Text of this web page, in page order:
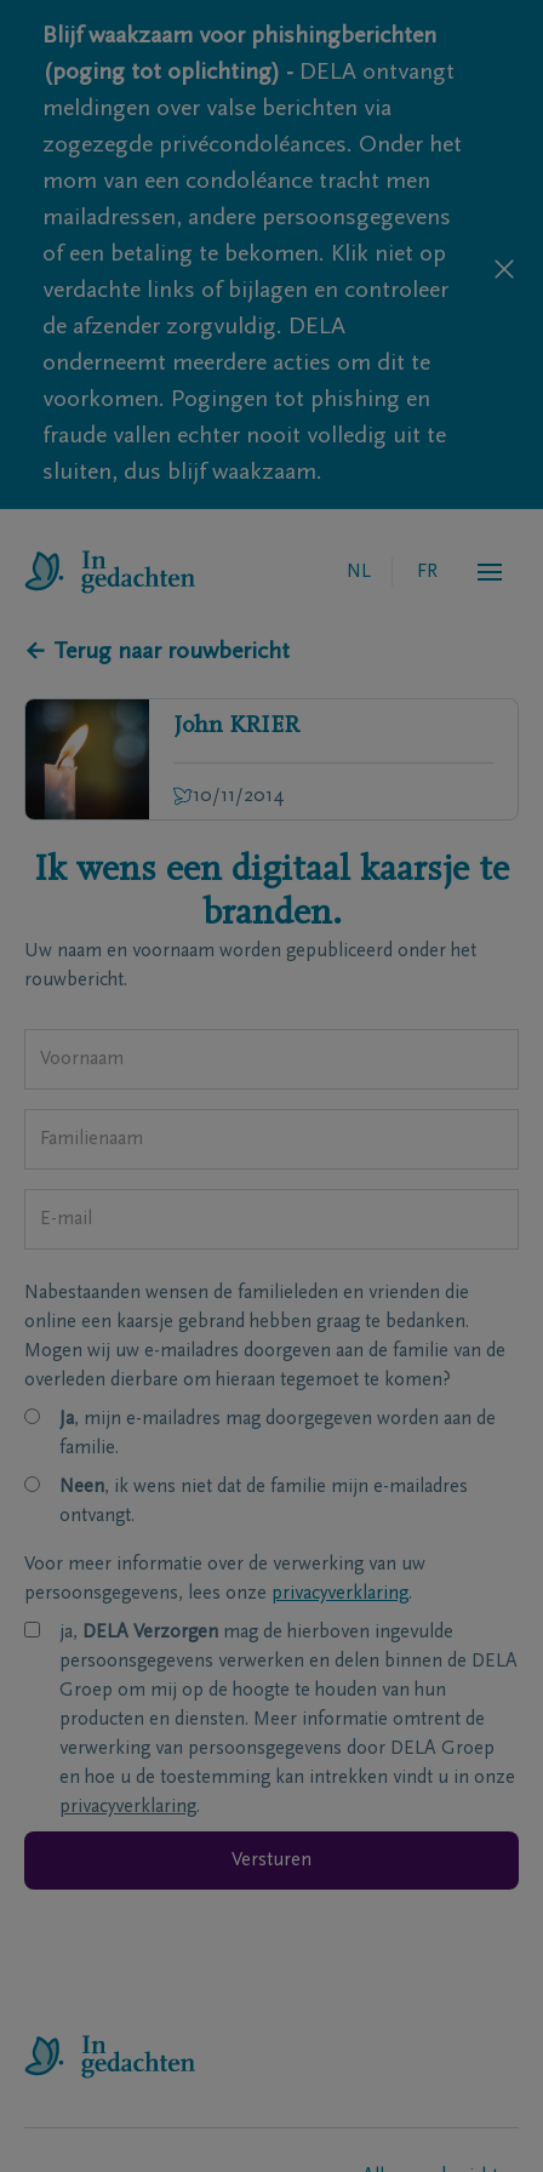
Blijf waakzaam voor phishingberichten
(poging tot oplichting) - DELA ontvangt
meldingen over valse berichten via
zogezegde privécondoléances. Onder het
mom van een condoléance tracht men
mailadressen, andere persoonsgegevens
of een betaling te bekomen. Klik niet op
verdachte links of bijlagen en controleer
de afzender zorgvuldig. DELA
onderneemt meerdere acties om dit te
voorkomen. Pogingen tot phishing en
fraude vallen echter nooit volledig uit te
sluiten, dus blijf waakzaam.
NL FR
← Terug naar rouwbericht
John KRIER
10/11/2014
Ik wens een digitaal kaarsje te
branden.
Uw naam en voornaam worden gepubliceerd onder het
rouwbericht.
Nabestaanden wensen de familieleden en vrienden die
online een kaarsje gebrand hebben graag te bedanken.
Mogen wij uw e-mailadres doorgeven aan de familie van de
overleden dierbare om hieraan tegemoet te komen?
Ja, mijn e-mailadres mag doorgegeven worden aan de
familie.
Neen, ik wens niet dat de familie mijn e-mailadres
ontvangt.
Voor meer informatie over de verwerking van uw
persoonsgegevens, lees onze privacyverklaring.
ja, DELA Verzorgen mag de hierboven ingevulde
persoonsgegevens verwerken en delen binnen de DELA
Groep om mij op de hoogte te houden van hun
producten en diensten. Meer informatie omtrent de
verwerking van persoonsgegevens door DELA Groep
en hoe u de toestemming kan intrekken vindt u in onze
privacyverklaring.
Versturen